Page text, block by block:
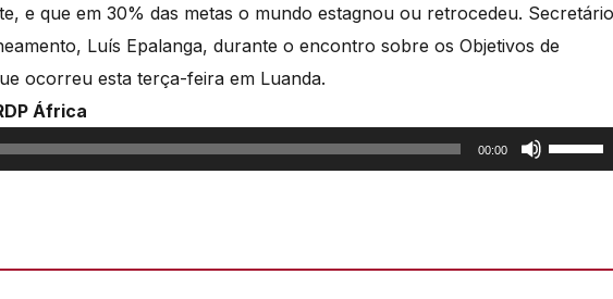
e que em 30% das metas o mundo estagnou ou retrocedeu. Secretário
Luís Epalanga, durante o encontro sobre os Objetivos de
ocorreu esta terça-feira em Luanda.
África
00:00
Use
as
para